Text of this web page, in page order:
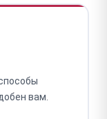
вам.